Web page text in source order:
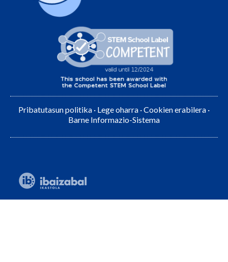
Pribatutasun politika · Lege oharra ·Cookien erabilera ·
Barne Informazio-Sistema